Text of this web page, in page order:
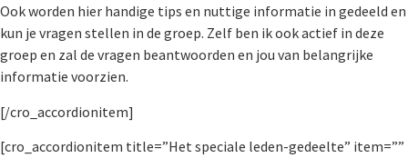
Ook worden hier handige tips en nuttige informatie in gedeeld en
kun je vragen stellen in de groep. Zelf ben ik ook actief in deze
groep en zal de vragen beantwoorden en jou van belangrijke
informatie voorzien.
[/cro_accordionitem]
[cro_accordionitem title=”Het speciale leden-gedeelte” item=””